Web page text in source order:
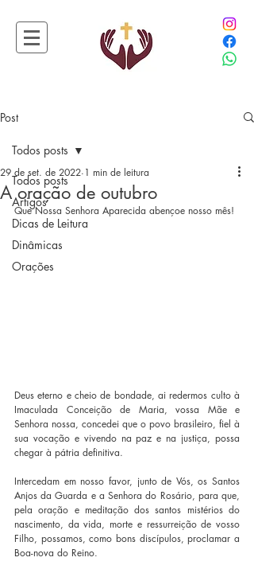
Post
Todos posts
Artigos
Dicas de Leitura
Dinâmicas
Orações
Todos posts
A oração de outubro
29 de set. de 2022 1 min de leitura
Que Nossa Senhora Aparecida abençoe nosso mês!
Deus eterno e cheio de bondade, ai redermos culto à
Imaculada Conceição de Maria, vossa Mãe e
Senhora nossa, concedei que o povo brasileiro, fiel à
sua vocação e vivendo na paz e na justiça, possa
chegar à pátria definitiva.
Intercedam em nosso favor, junto de Vós, os Santos
Anjos da Guarda e a Senhora do Rosário, para que,
pela oração e meditação dos santos mistérios do
nascimento, da vida, morte e ressurreição de vosso
Filho, possamos, como bons discípulos, proclamar a
Boa-nova do Reino.